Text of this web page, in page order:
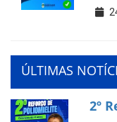
ÚLTIMAS
2º